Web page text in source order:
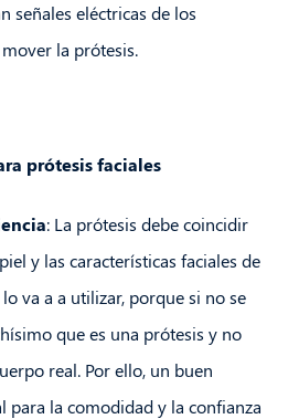
señales eléctricas de los
la prótesis.
prótesis faciales
: La prótesis debe coincidir
y las características faciales de
va a a utilizar, porque si no se
que es una prótesis y no
real. Por ello, un buen
para la comodidad y la confianza